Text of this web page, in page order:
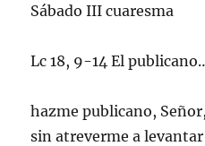
Sábado III cuaresma
Lc 18, 9-14 El
hazme publicano,
sin atreverme a